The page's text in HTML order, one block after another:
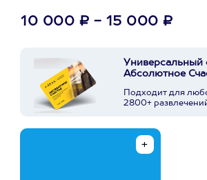
10 000 ₽ - 15 000 ₽
Универсальный
Абсолютное
Подходит для
2800+